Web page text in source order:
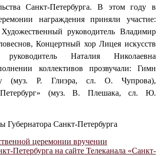
Санкт-Петербурга. В этом году в
награждения приняли участие:
руководитель Владимир
Концертный хор Лицея искусств
руководитель Наталия Николаевна
коллективов прозвучали: Гимн
(муз. Р. Глиэра, сл. О. Чупрова),
Петербург» (муз. В. Плешака, сл. Ю.
Губернатора Санкт-Петербурга
церемонии вручении
Петербурга на сайте Телеканала «Санкт-